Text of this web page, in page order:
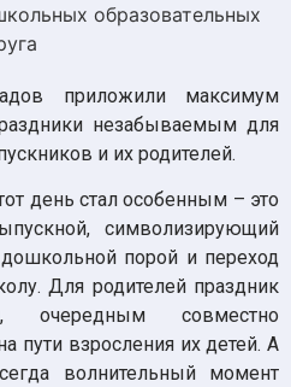
образовательных
приложили максимум
незабываемым для
и их родителей.
день стал особенным – это
символизирующий
порой и переход
Для родителей праздник
очередным совместно
пути взросления их детей. А
волнительный момент